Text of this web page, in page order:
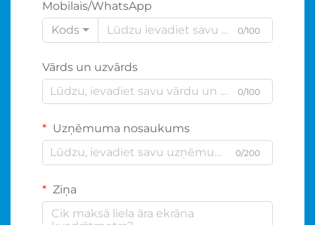
Mobilais/WhatsApp
Kods
0/100
Vārds un uzvārds
0/100
Uzņēmuma nosaukums
0/200
Ziņa